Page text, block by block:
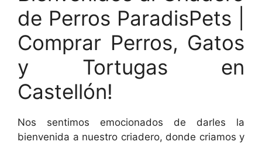
de Perros ParadisPets |
Comprar Perros, Gatos
y Tortugas en
Castellón!
Nos sentimos emocionados de darles la
bienvenida a nuestro criadero, donde criamos y